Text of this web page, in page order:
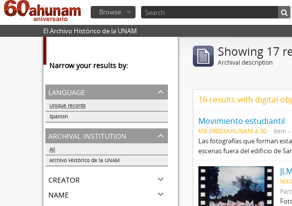
Browse
El Archivo Histórico de la UNAM
Narrow your results by:
language
Unique records
Spanish
17
archival institution
All
Archivo Histórico de la UNAM
creator
name
Showing 17
Archival description
16 results with digital
Movimiento estudiantil
MX 09003AHUNAM 4.30 Item
Las fotografías que forman
escenas fuera del edificio de
MX